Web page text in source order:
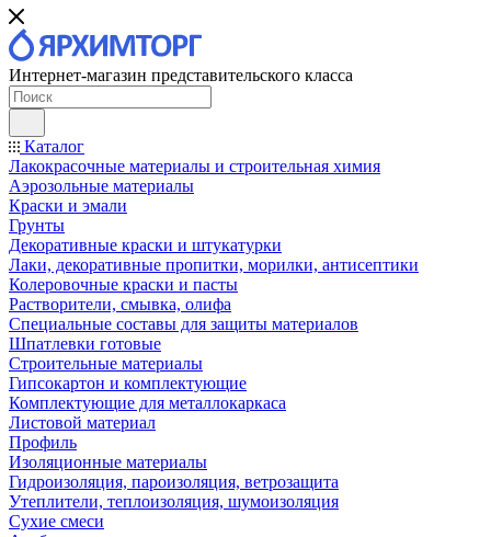
Интернет-магазин представительского класса
Каталог
Лакокрасочные материалы и строительная химия
Аэрозольные материалы
Краски и эмали
Грунты
Декоративные краски и штукатурки
Лаки, декоративные пропитки, морилки, антисептики
Колеровочные краски и пасты
Растворители, смывка, олифа
Специальные составы для защиты материалов
Шпатлевки готовые
Строительные материалы
Гипсокартон и комплектующие
Комплектующие для металлокаркаса
Листовой материал
Профиль
Изоляционные материалы
Гидроизоляция, пароизоляция, ветрозащита
Утеплители, теплоизоляция, шумоизоляция
Сухие смеси